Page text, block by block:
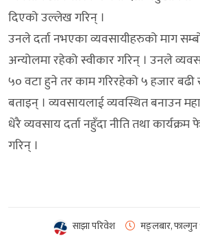
दिएको उल्लेख गरिन् ।
उनले दर्ता नभएका व्यवसायीहरुको माग
अन्योलमा रहेको स्वीकार गरिन् । उनले
५० वटा हुने तर काम गरिरहेको ५ हजार बढी
बताइन् । व्यवसायलाई व्यवस्थित बनाउन
धेरै व्यवसाय दर्ता नहुँदा नीति तथा
गरिन् ।
साझा परिवेश मङ्लबार,